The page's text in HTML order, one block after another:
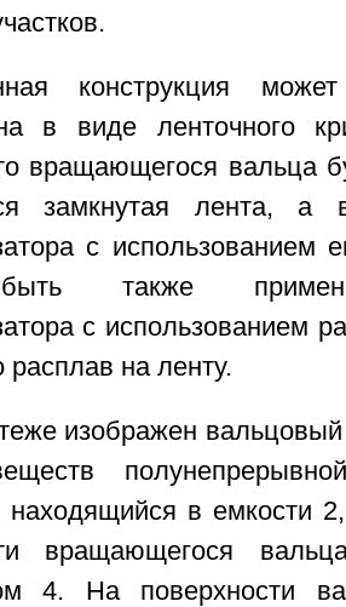
конструкция
в виде ленточного
вращающегося вальца
замкнутая лента, а
с использованием
также
с использованием
на ленту.
изображен вальцовый
в емкости 2,
вращающегося
4. На поверхности